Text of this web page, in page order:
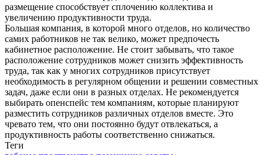
размещение способствует сплочению коллектива и
увеличению продуктивности труда.
Большая компания, в которой много отделов, но количество
самих работников не так велико, может предпочесть
кабинетное расположение. Не стоит забывать, что такое
расположение сотрудников может снизить эффективность
труда, так как у многих сотрудников присутствует
необходимость в регулярном общении и решении совместных
задач, даже если они в разных отделах. Не рекомендуется
выбирать опенспейс тем компаниям, которые планируют
разместить сотрудников различных отделов вместе. Это
чревато тем, что они постоянно будут отвлекаться, а
продуктивность работы соответственно снижаться.
Теги